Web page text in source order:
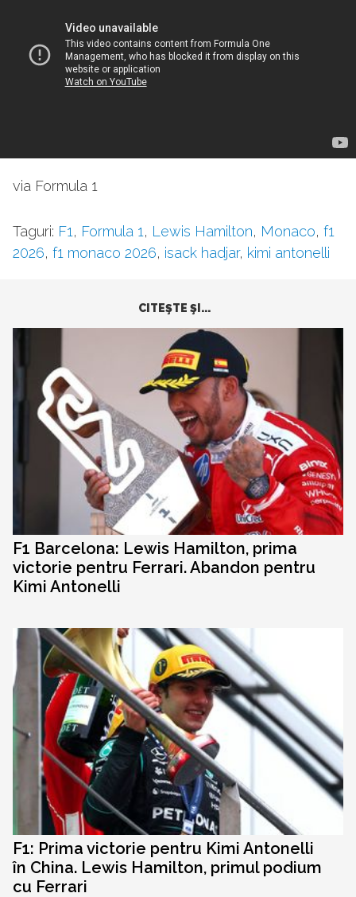
via Formula 1
Taguri: F1 , Formula 1 , Lewis Hamilton, Monaco, f1
2026, f1 monaco 2026, isack hadjar, kimi antonelli
CITEŞTE ŞI...
F1 Barcelona: Lewis Hamilton, prima
victorie pentru Ferrari. Abandon pentru
Kimi Antonelli
F1: Prima victorie pentru Kimi Antonelli
în China. Lewis Hamilton, primul podium
cu Ferrari